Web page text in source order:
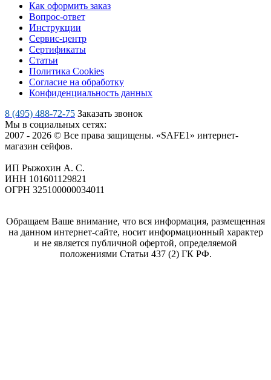
Как оформить заказ
Вопрос-ответ
Инструкции
Сервис-центр
Сертификаты
Статьи
Политика Cookies
Согласие на обработку
Конфиденциальность данных
8 (495) 488-72-75 Заказать звонок
Мы в социальных сетях:
2007 - 2026 © Все права защищены. «SAFE1» интернет-
магазин сейфов.
ИП Рыжохин А. С.
ИНН 101601129821
ОГРН 325100000034011
Обращаем Ваше внимание, что вся информация, размещенная
на данном интернет-сайте, носит информационный характер
и не является публичной офертой, определяемой
положениями Статьи 437 (2) ГК РФ.